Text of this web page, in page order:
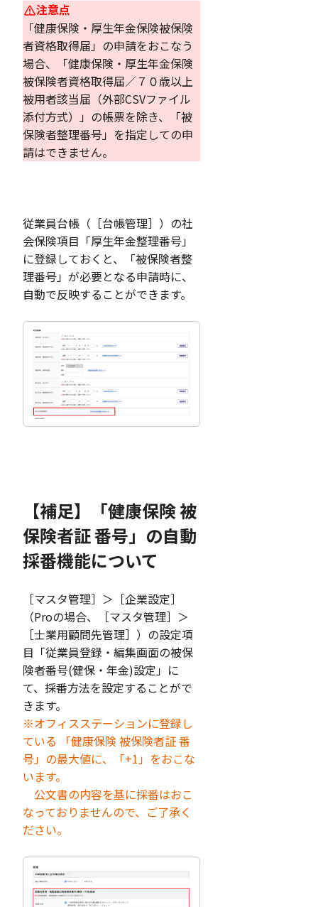
注意点
「健康保険・厚生年金保険被保険
者資格取得届」の申請をおこなう
場合、「健康保険・厚生年金保険
被保険者資格取得届／７０歳以上
被用者該当届（外部CSVファイル
添付方式）」の帳票を除き、「被
保険者整理番号」を指定しての申
請はできません。
従業員台帳（［台帳管理］）の社
会保険項目「厚生年金整理番号」
に登録しておくと、「被保険者整
理番号」が必要となる申請時に、
自動で反映することができます。
【補足】「健康保険 被
保険者証 番号」の自動
採番機能について
［マスタ管理］＞［企業設定］
（Proの場合、［マスタ管理］＞
［士業用顧問先管理］）の設定項
目「従業員登録・編集画面の被保
険者番号(健保・年金)設定」に
て、採番方法を設定することがで
きます。
※オフィスステーションに登録し
ている 「健康保険 被保険者証 番
号」の最大値に、「+1」をおこな
います。
公文書の内容を基に採番はおこ
なっておりませんので、ご了承く
ださい。